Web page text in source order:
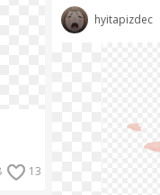
13
hyitapizdec